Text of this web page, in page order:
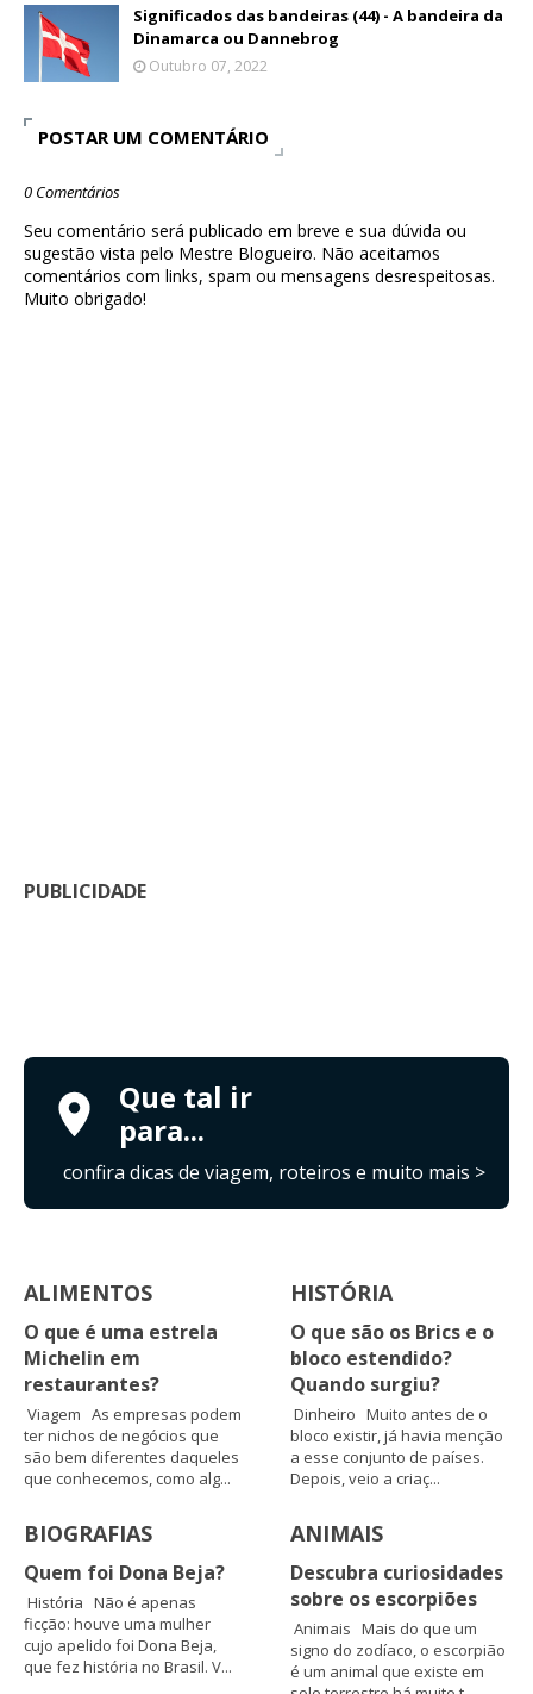
Significados das bandeiras (44) - A bandeira da
Dinamarca ou Dannebrog
Outubro 07, 2022
POSTAR UM COMENTÁRIO
0 Comentários
Seu comentário será publicado em breve e sua dúvida ou
sugestão vista pelo Mestre Blogueiro. Não aceitamos
comentários com links, spam ou mensagens desrespeitosas.
Muito obrigado!
PUBLICIDADE
Que tal ir
para...
confira dicas de viagem, roteiros e muito mais >
ALIMENTOS
O que é uma estrela
Michelin em
restaurantes?
Viagem As empresas podem
ter nichos de negócios que
são bem diferentes daqueles
que conhecemos, como alg...
BIOGRAFIAS
Quem foi Dona Beja?
História Não é apenas
ficção: houve uma mulher
cujo apelido foi Dona Beja,
que fez história no Brasil. V...
HISTÓRIA
O que são os Brics e o
bloco estendido?
Quando surgiu?
Dinheiro Muito antes de o
bloco existir, já havia menção
a esse conjunto de países.
Depois, veio a criaç...
ANIMAIS
Descubra curiosidades
sobre os escorpiões
Animais Mais do que um
signo do zodíaco, o escorpião
é um animal que existe em